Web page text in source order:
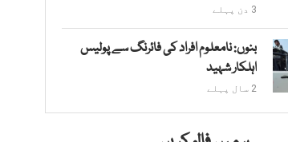
3 دن پہلے
بنوں: نامعلوم افراد کی فائرنگ سے پولیس
اہلکار شہید
2 سال پہلے